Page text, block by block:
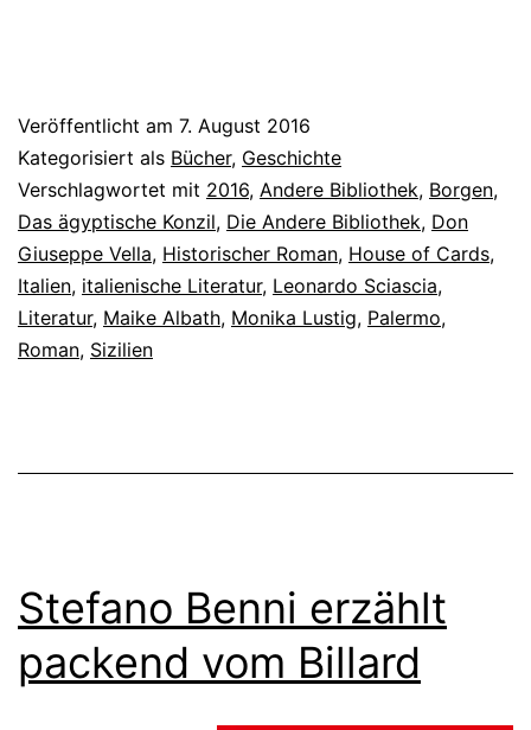
Veröffentlicht am 7. August 2016
Kategorisiert als Bücher, Geschichte
Verschlagwortet mit 2016, Andere Bibliothek, Borgen,
Das ägyptische Konzil, Die Andere Bibliothek, Don
Giuseppe Vella, Historischer Roman, House of Cards,
Italien, italienische Literatur, Leonardo Sciascia,
Literatur, Maike Albath, Monika Lustig, Palermo,
Roman, Sizilien
Stefano Benni erzählt
packend vom Billard